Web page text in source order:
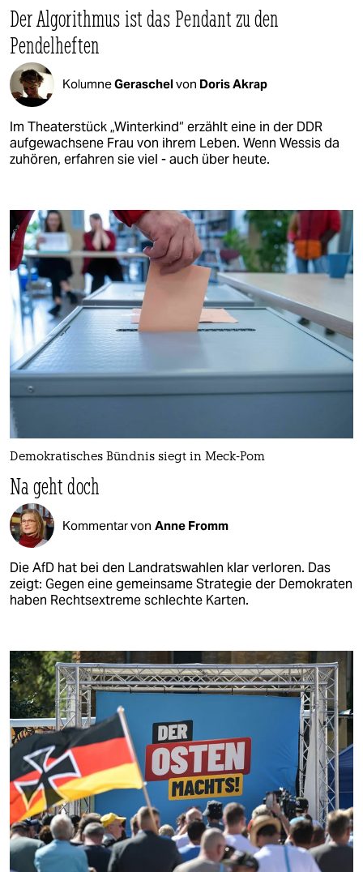
Der Algorithmus ist das Pendant zu den
Pendelheften
KolumneGeraschelvon Doris Akrap
Im Theaterstück „Winterkind“ erzählt eine in der DDR
aufgewachsene Frau von ihrem Leben. Wenn Wessis da
zuhören, erfahren sie viel - auch über heute.
Demokratisches Bündnis siegt in Meck-Pom
Na geht doch
Kommentar von Anne Fromm
Die AfD hat bei den Landratswahlen klar verloren. Das
zeigt: Gegen eine gemeinsame Strategie der Demokraten
haben Rechtsextreme schlechte Karten.